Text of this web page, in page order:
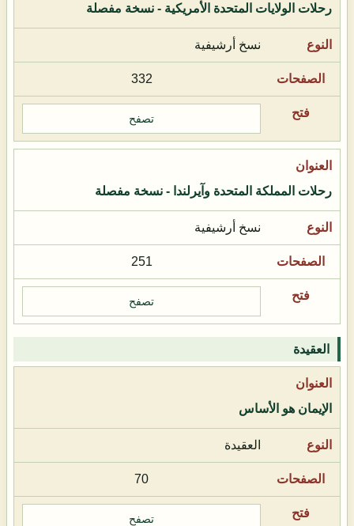
رحلات الولايات المتحدة الأمريكية - نسخة مفصلة
نسخ أرشيفية
332
تصفح
رحلات المملكة المتحدة وآيرلندا - نسخة مفصلة
نسخ أرشيفية
251
تصفح
العقيدة
الإيمان هو الأساس
العقيدة
70
تصفح